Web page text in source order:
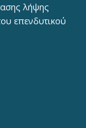
λήψης
επενδυτικού